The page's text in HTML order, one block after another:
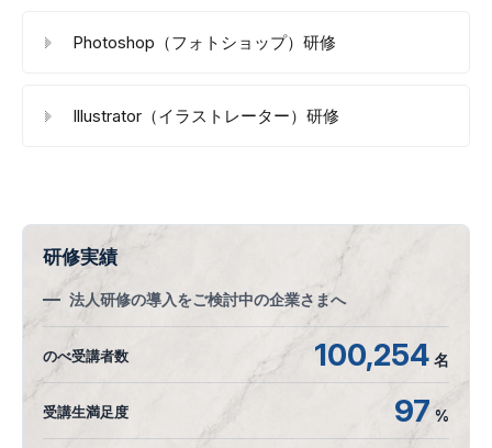
Photoshop（フォトショップ）研修
Illustrator（イラストレーター）研修
研修実績
法人研修の導入をご検討中の企業さまへ
のべ受講者数 100,254 名
受講生満足度 97 %